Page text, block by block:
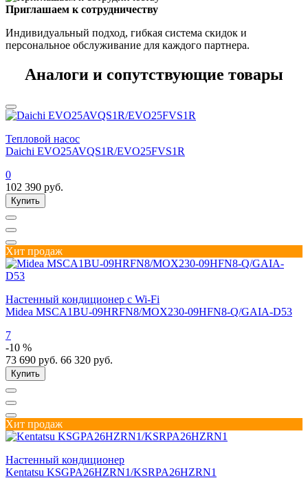
Приглашаем к сотрудничеству
Индивидуальный подход, гибкая система скидок и
персональное обслуживание для каждого партнера.
Аналоги и сопутствующие товары
Тепловой насос
Daichi EVO25AVQS1R/EVO25FVS1R
0
102 390 руб.
Купить
Хит продаж
Настенный кондиционер с Wi-Fi
Midea MSCA1BU-09HRFN8/MOX230-09HFN8-Q/GAIA-D53
7
-10 %
73 690 руб. 66 320 руб.
Купить
Хит продаж
Настенный кондиционер
Kentatsu KSGPA26HZRN1/KSRPA26HZRN1